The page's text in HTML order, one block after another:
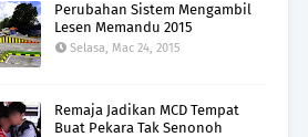
Perubahan Sistem Mengambil
Lesen Memandu 2015
Selasa, Mac 24, 2015
Remaja Jadikan MCD Tempat
Buat Pekara Tak Senonoh